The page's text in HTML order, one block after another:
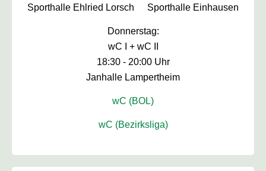
Sporthalle Ehlried Lorsch
Sporthalle Einhausen
Donnerstag:
wC I + wC II
18:30 - 20:00 Uhr
Janhalle Lampertheim
wC (BOL)
wC (Bezirksliga)